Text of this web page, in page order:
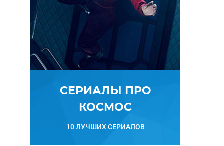
СЕРИАЛЫ ПРО
КОСМОС
10 ЛУЧШИХ СЕРИАЛОВ